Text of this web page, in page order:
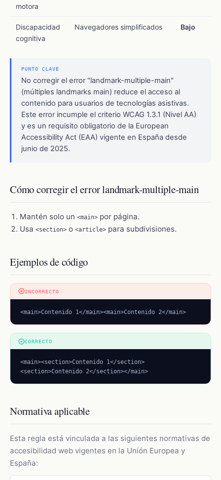
motora
Discapacidad
cognitiva
Navegadores simplificados Bajo
PUNTO CLAVE
No corregir el error "landmark-multiple-main"
(múltiples landmarks main) reduce el acceso al
contenido para usuarios de tecnologías asistivas.
Este error incumple el criterio WCAG 1.3.1 (Nivel AA)
y es un requisito obligatorio de la European
Accessibility Act (EAA) vigente en España desde
junio de 2025.
Cómo corregir el error landmark-multiple-main
Mantén solo un <main> por página.
Usa <section> o <article> para subdivisiones.
Ejemplos de código
INCORRECTO
<main>Contenido 1</main><main>Contenido 2</main>
CORRECTO
<main><section>Contenido 1</section>
<section>Contenido 2</section></main>
Normativa aplicable
Esta regla está vinculada a las siguientes normativas de
accesibilidad web vigentes en la Unión Europea y
España: